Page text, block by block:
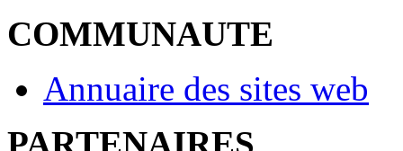
COMMUNAUTE
Annuaire des sites web